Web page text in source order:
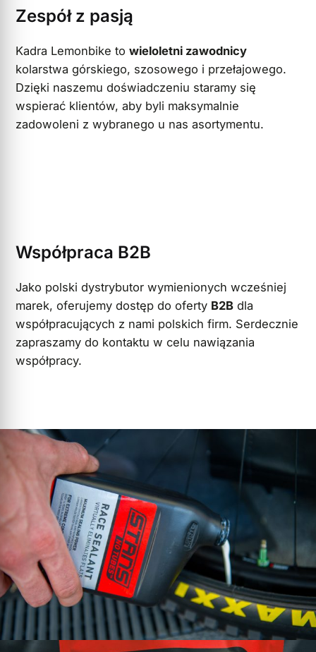
Zespół z pasją
Kadra Lemonbike towieloletni zawodnicy
kolarstwa górskiego, szosowego i przełajowego.
Dzięki naszemu doświadczeniu staramy się
wspierać klientów, aby byli maksymalnie
zadowoleni z wybranego u nas asortymentu.
Współpraca B2B
Jako polski dystrybutor wymienionych wcześniej
marek, oferujemy dostęp do oferty B2B dla
współpracujących z nami polskich firm. Serdecznie
zapraszamy do kontaktu w celu nawiązania
współpracy.